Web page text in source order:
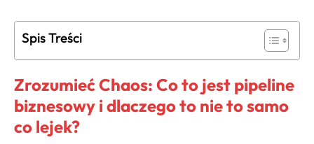
Spis Treści
Zrozumieć Chaos: Co to jest pipeline
biznesowy i dlaczego to nie to samo
co lejek?